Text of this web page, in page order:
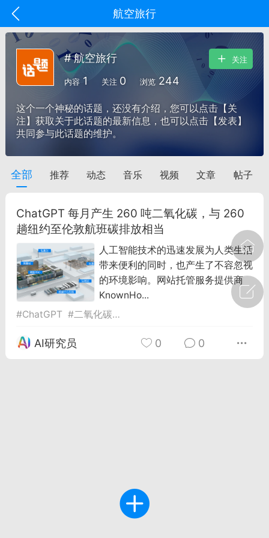
航空旅行
29 10:10 电脑端 智狐AI工作台
中英翻译
事想用上客户端...
#
1 27
Max 的新默认模型，并成为
# 航空旅行
内容 1 关注 0 浏览 244
关注
这个一个神秘的话题，还没有介绍，您可以点击【关
注】获取关于此话题的最新信息，也可以点击【发表】
共同参与此话题的维护。
全部 推荐 动态 音乐 视频 文章 帖子
ChatGPT 每月产生 260 吨二氧化碳，与 260
趟纽约至伦敦航班碳排放相当
人工智能技术的迅速发展为人类生活
带来便利的同时，也产生了不容忽视
的环境影响。网站托管服务提供商
KnownHo...
#ChatGPT #二氧化碳排放
AI研究员 0 0